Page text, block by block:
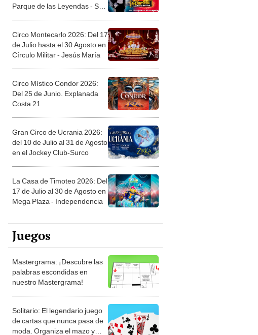
Parque de las Leyendas - San
Circo Montecarlo 2026: Del 17
de Julio hasta el 30 Agosto en
Círculo Militar - Jesús María
Circo Místico Condor 2026:
Del 25 de Junio. Explanada
Costa 21
Gran Circo de Ucrania 2026:
del 10 de Julio al 31 de Agosto
en el Jockey Club-Surco
La Casa de Timoteo 2026: Del
17 de Julio al 30 de Agosto en
Mega Plaza - Independencia
Juegos
Mastergrama: ¡Descubre las
palabras escondidas en
nuestro Mastergrama!
Solitario: El legendario juego
de cartas que nunca pasa de
moda. Organiza el mazo y